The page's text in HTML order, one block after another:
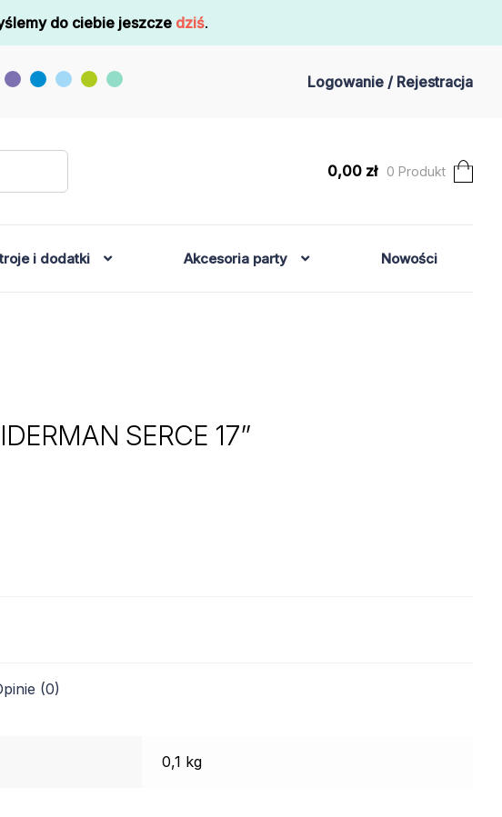
do ciebie jeszcze dziś.
Logowanie / Rejestracja
0,00 zł 0 Produkt
i dodatki Akcesoria party Nowości
SERCE 17”
(0)
0,1 kg